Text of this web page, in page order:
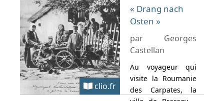
clio.fr
« Drang nach
Osten »
par Georges
Castellan
Au voyageur qui
visite la Roumanie
des Carpates, la